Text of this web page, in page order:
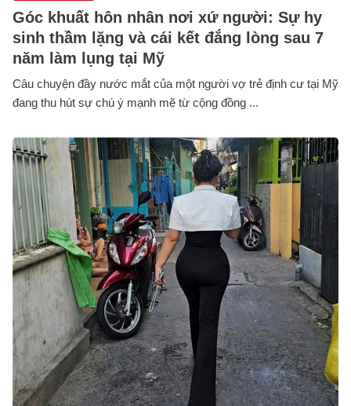
Góc khuất hôn nhân nơi xứ người: Sự hy
sinh thầm lặng và cái kết đắng lòng sau 7
năm làm lụng tại Mỹ
Câu chuyện đầy nước mắt của một người vợ trẻ định cư tại Mỹ
đang thu hút sự chú ý mạnh mẽ từ cộng đồng ...